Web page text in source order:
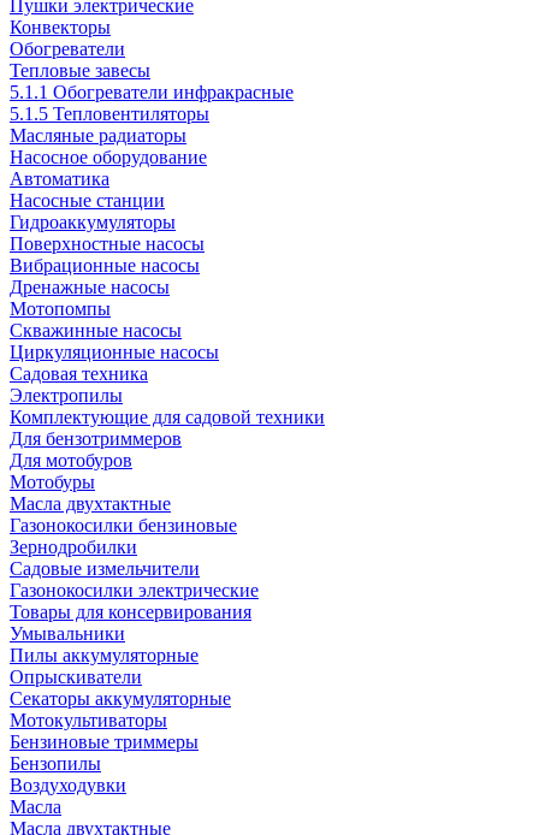
Пушки электрические
Конвекторы
Обогреватели
Тепловые завесы
5.1.1 Обогреватели инфракрасные
5.1.5 Тепловентиляторы
Масляные радиаторы
Насосное оборудование
Автоматика
Насосные станции
Гидроаккумуляторы
Поверхностные насосы
Вибрационные насосы
Дренажные насосы
Мотопомпы
Скважинные насосы
Циркуляционные насосы
Садовая техника
Электропилы
Комплектующие для садовой техники
Для бензотриммеров
Для мотобуров
Мотобуры
Масла двухтактные
Газонокосилки бензиновые
Зернодробилки
Садовые измельчители
Газонокосилки электрические
Товары для консервирования
Умывальники
Пилы аккумуляторные
Опрыскиватели
Секаторы аккумуляторные
Мотокультиваторы
Бензиновые триммеры
Бензопилы
Воздуходувки
Масла
Масла двухтактные